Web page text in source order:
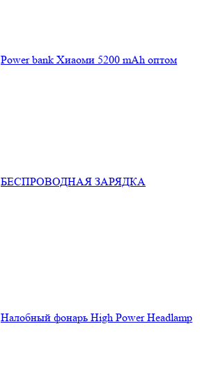
Power bank Хиаоми 5200 mAh оптом
БЕСПРОВОДНАЯ ЗАРЯДКА
Налобный фонарь High Power Headlamp